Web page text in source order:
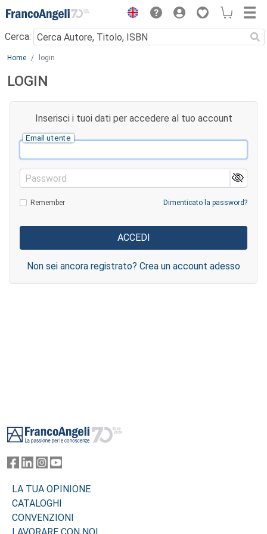
Menu
Cerca:
Main content
Home login
LOGIN
Inserisci i tuoi dati per accedere al tuo account
Email utente
Password
Remember Dimenticato la password?
Non sei ancora registrato? Crea un account adesso
LA TUA OPINIONE
CATALOGHI
CONVENZIONI